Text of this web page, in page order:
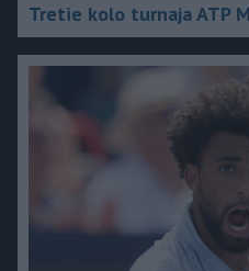
Tretie kolo turnaja ATP